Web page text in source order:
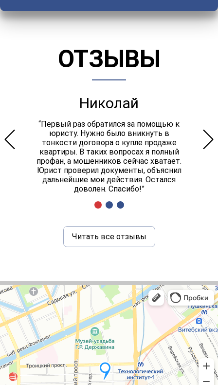
ОТЗЫВЫ
Николай
“Первый раз обратился за помощью к
юристу. Нужно было вникнуть в
тонкости договора о купле продаже
квартиры. В таких вопросах я полный
профан, а мошенников сейчас хватает.
Юрист проверил документы, объяснил
дальнейшие мои действия. Остался
доволен. Спасибо!”
Читать все отзывы